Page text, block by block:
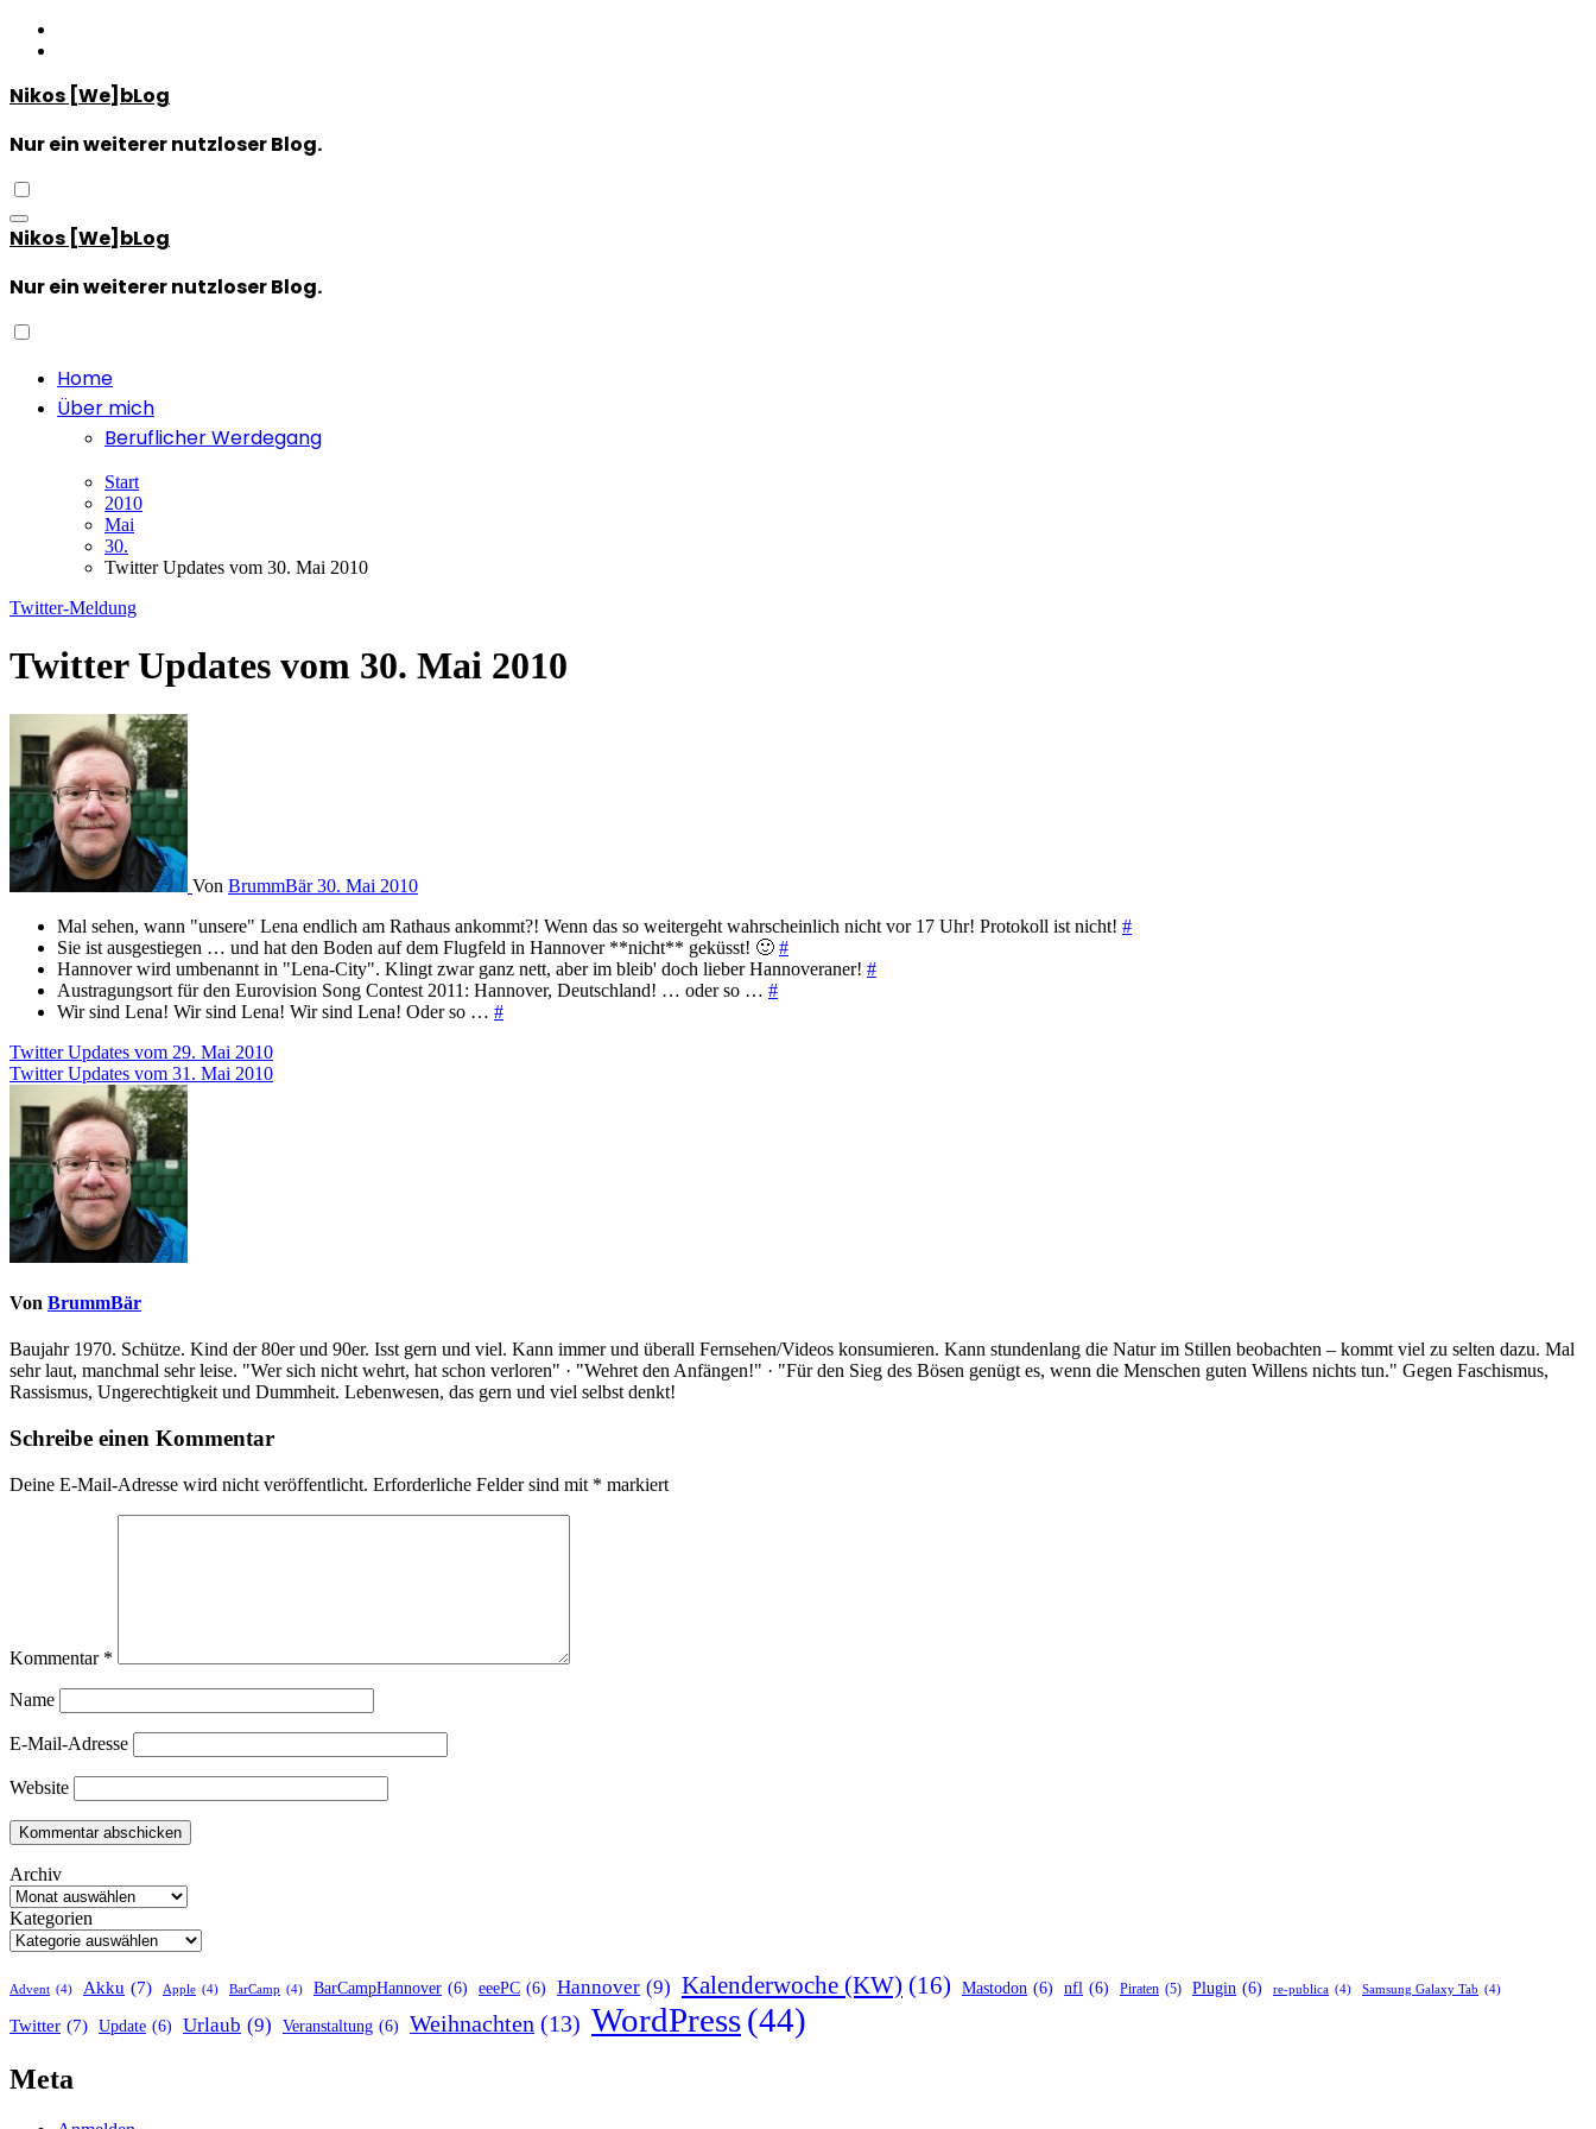
Zum
Inhalt
Nikos [We]bLog
Nur ein weiterer nutzloser Blog.
Nikos [We]bLog
Nur ein weiterer nutzloser Blog.
Home
Über mich
Beruflicher Werdegang
Start
2010
Mai
30.
Twitter Updates vom 30. Mai 2010
Twitter-Meldung
Twitter Updates vom 30. Mai 2010
Von BrummBär30. Mai 2010
Mal sehen, wann "unsere" Lena endlich am Rathaus ankommt?! Wenn das so weitergeht wahrscheinlich nicht vor 17 Uhr! Protokoll ist nicht! #
Sie ist ausgestiegen … und hat den Boden auf dem Flugfeld in Hannover **nicht** geküsst! 🙂 #
Hannover wird umbenannt in "Lena-City". Klingt zwar ganz nett, aber im bleib' doch lieber Hannoveraner! #
Austragungsort für den Eurovision Song Contest 2011: Hannover, Deutschland! … oder so … #
Wir sind Lena! Wir sind Lena! Wir sind Lena! Oder so … #
Beitragsnavigation
Twitter Updates vom 29. Mai 2010
Twitter Updates vom 31. Mai 2010
Von BrummBär
Baujahr 1970. Schütze. Kind der 80er und 90er. Isst gern und viel. Kann immer und überall Fernsehen/Videos konsumieren. Kann stundenlang die Natur im Stillen beobachten – kommt viel zu selten dazu. Mal
sehr laut, manchmal sehr leise. "Wer sich nicht wehrt, hat schon verloren" · "Wehret den Anfängen!" · "Für den Sieg des Bösen genügt es, wenn die Menschen guten Willens nichts tun." Gegen Faschismus,
Rassismus, Ungerechtigkeit und Dummheit. Lebenwesen, das gern und viel selbst denkt!
Schreibe einen Kommentar
Deine E-Mail-Adresse wird nicht veröffentlicht. Erforderliche Felder sind mit * markiert
Kommentar *
Name
E-Mail-Adresse
Website
Archiv
Kategorien
Advent (4) Akku (7) Apple (4) BarCamp (4) BarCampHannover (6) eeePC (6) Hannover (9) Kalenderwoche (KW) (16) Mastodon (6) nfl (6) Piraten (5) Plugin (6) re-publica (4) Samsung Galaxy Tab (4)
Twitter (7) Update (6) Urlaub (9) Veranstaltung (6) Weihnachten (13) WordPress(44)
Meta